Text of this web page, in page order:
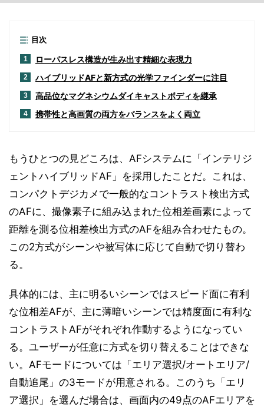
目次
1 ローパスレス構造が生み出す精細な表現力
2 ハイブリッドAFと新方式の光学ファインダーに注目
3 高品位なマグネシウムダイキャストボディを継承
4 携帯性と高画質の両方をバランスをよく両立
もうひとつの見どころは、AFシステムに「インテリジ
ェントハイブリッドAF」を採用したことだ。これは、
コンパクトデジカメで一般的なコントラスト検出方式
のAFに、撮像素子に組み込まれた位相差画素によって
距離を測る位相差検出方式のAFを組み合わせたもの。
この2方式がシーンや被写体に応じて自動で切り替わ
る。
具体的には、主に明るいシーンではスピード面に有利
な位相差AFが、主に薄暗いシーンでは精度面に有利な
コントラストAFがそれぞれ作動するようになってい
る。ユーザーが任意に方式を切り替えることはできな
い。AFモードについては「エリア選択/オートエリア/
自動追尾」の3モードが用意される。このうち「エリ
ア選択」を選んだ場合は、画面内の49点のAFエリアを